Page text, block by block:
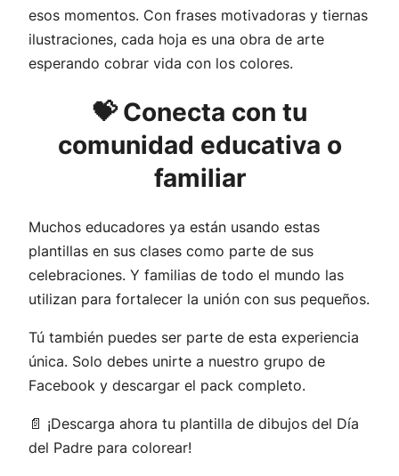
esos momentos. Con frases motivadoras y tiernas
ilustraciones, cada hoja es una obra de arte
esperando cobrar vida con los colores.
💝 Conecta con tu
comunidad educativa o
familiar
Muchos educadores ya están usando estas
plantillas en sus clases como parte de sus
celebraciones. Y familias de todo el mundo las
utilizan para fortalecer la unión con sus pequeños.
Tú también puedes ser parte de esta experiencia
única. Solo debes unirte a nuestro grupo de
Facebook y descargar el pack completo.
📄 ¡Descarga ahora tu plantilla de dibujos del Día
del Padre para colorear!